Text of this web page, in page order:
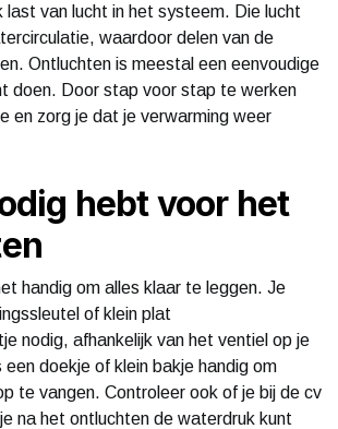
last van lucht in het systeem. Die lucht
waardoor delen van de
Ontluchten is meestal een eenvoudige
doen. Door stap voor stap te werken
en zorg je dat je verwarming weer
hebt voor het
handig om alles klaar te leggen. Je
of klein plat
nodig, afhankelijk van het ventiel op je
doekje of klein bakje handig om
te vangen. Controleer ook of je bij de cv
na het ontluchten de waterdruk kunt